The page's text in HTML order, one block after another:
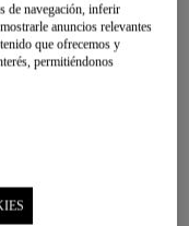
entidades sociales y de los
como a profesorado,
en impulsar
de navegación, inferir
anuncios relevantes
que ofrecemos y
permitiéndonos